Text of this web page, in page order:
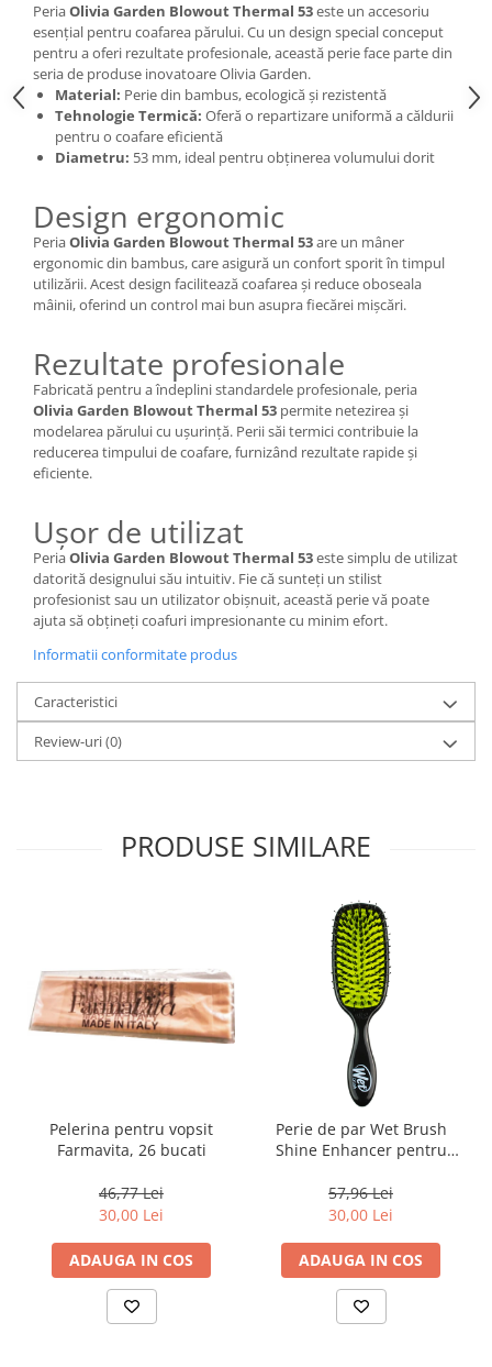
PeriaOlivia Garden Blowout Thermal 53este un accesoriu
esențial pentru coafarea părului. Cu un design special conceput
pentru a oferi rezultate profesionale, această perie face parte din
seria de produse inovatoare Olivia Garden.
Material: Perie din bambus, ecologică și rezistentă
Tehnologie Termică: Oferă o repartizare uniformă a căldurii
pentru o coafare eficientă
Diametru: 53 mm, ideal pentru obținerea volumului dorit
Design ergonomic
PeriaOlivia Garden Blowout Thermal 53are un mâner
ergonomic din bambus, care asigură un confort sporit în timpul
utilizării. Acest design facilitează coafarea și reduce oboseala
mâinii, oferind un control mai bun asupra fiecărei mișcări.
Rezultate profesionale
Fabricată pentru a îndeplini standardele profesionale, peria
Olivia Garden Blowout Thermal 53 permite netezirea și
modelarea părului cu ușurință. Perii săi termici contribuie la
reducerea timpului de coafare, furnizând rezultate rapide și
eficiente.
Ușor de utilizat
PeriaOlivia Garden Blowout Thermal 53este simplu de utilizat
datorită designului său intuitiv. Fie că sunteți un stilist
profesionist sau un utilizator obișnuit, această perie vă poate
ajuta să obțineți coafuri impresionante cu minim efort.
Informatii conformitate produs
Caracteristici
Review-uri(0)
PRODUSE SIMILARE
Pelerina pentru vopsit
Farmavita, 26 bucati
46,77 Lei
30,00 Lei
ADAUGA IN COS
Perie de par Wet Brush
Shine Enhancer pentru
57,96 Lei
30,00 Lei
ADAUGA IN COS